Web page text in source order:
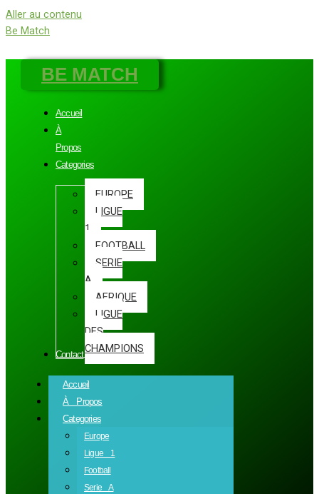
Aller au contenu
Be Match
BE MATCH
Accueil
À
Propos
Categories
EUROPE
LIGUE
1
FOOTBALL
SERIE
A
AFRIQUE
LIGUE
DES
CHAMPIONS
Contact
Accueil
À Propos
Categories
Europe
Ligue 1
Football
Serie A